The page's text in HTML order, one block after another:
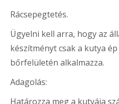
Rácsepegtetés.
Ügyelni kell arra, hogy az
készítményt csak a kutya
bőrfelületén alkalmazza.
Adagolás:
Határozza meg a kutyája